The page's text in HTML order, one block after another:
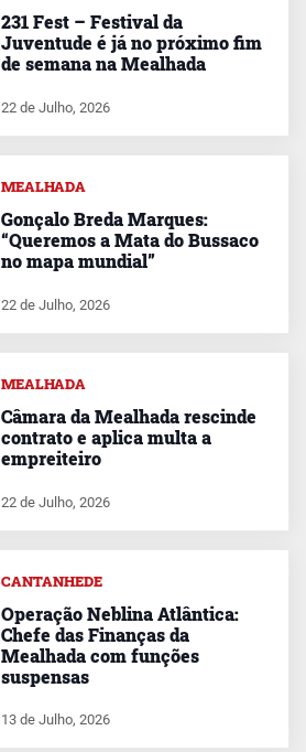
231 Fest – Festival da
Juventude é já no próximo fim
de semana na Mealhada
22 de Julho, 2026
MEALHADA
Gonçalo Breda Marques:
“Queremos a Mata do Bussaco
no mapa mundial”
22 de Julho, 2026
MEALHADA
Câmara da Mealhada rescinde
contrato e aplica multa a
empreiteiro
22 de Julho, 2026
CANTANHEDE
Operação Neblina Atlântica:
Chefe das Finanças da
Mealhada com funções
suspensas
13 de Julho, 2026